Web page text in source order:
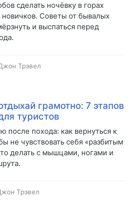
сделать ночёвку в горах
Советы от бывалых
и выспаться перед
Трэвел
грамотно: 7 этапов
туристов
после похода: как вернуться к
не чувствовать себя «разбитым
делать с мышцами, ногами и
Трэвел